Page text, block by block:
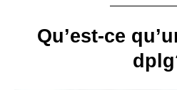
Qu’est-ce